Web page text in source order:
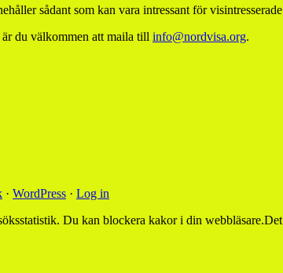
sådant som kan vara intressant för
du välkommen att maila till info@nordvisa.org.
· WordPress · Log in
Du kan blockera kakor i din webbläsare.